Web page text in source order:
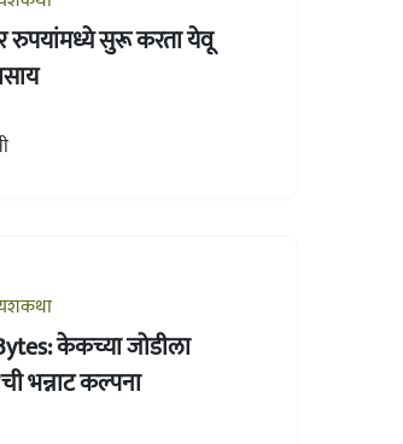
रुपयांमध्ये सुरू करता येवू
केकच्या जोडीला
भन्नाट कल्पना